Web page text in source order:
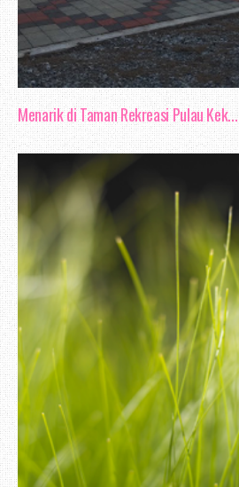
Menarik di Taman Rekreasi Pulau Kek...